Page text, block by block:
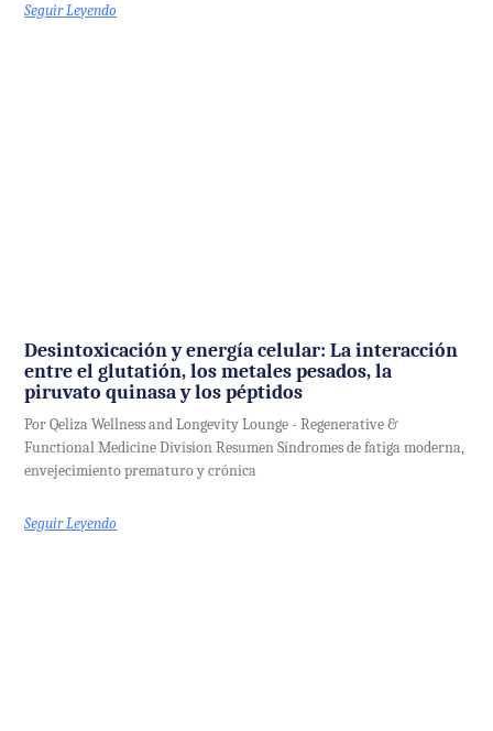
Seguir Leyendo
Desintoxicación y energía celular: La interacción
entre el glutatión, los metales pesados, la
piruvato quinasa y los péptidos
Por Qeliza Wellness and Longevity Lounge - Regenerative &
Functional Medicine Division Resumen Síndromes de fatiga moderna,
envejecimiento prematuro y crónica
Seguir Leyendo